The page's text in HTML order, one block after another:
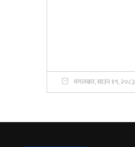
मंगलबार, साउन १९, २०८३